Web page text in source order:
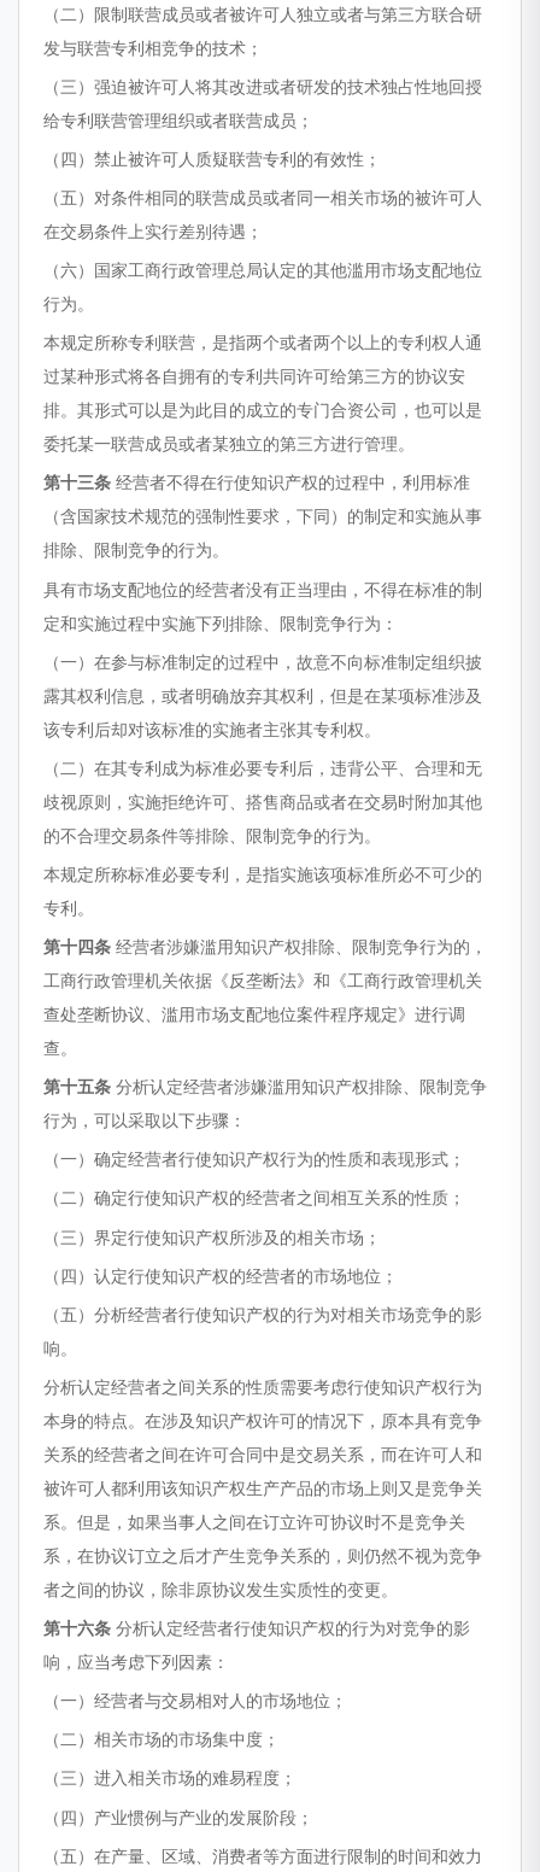
（二）限制联营成员或者被许可人独立或者与第三方联合研
发与联营专利相竞争的技术；
（三）强迫被许可人将其改进或者研发的技术独占性地回授
给专利联营管理组织或者联营成员；
（四）禁止被许可人质疑联营专利的有效性；
（五）对条件相同的联营成员或者同一相关市场的被许可人
在交易条件上实行差别待遇；
（六）国家工商行政管理总局认定的其他滥用市场支配地位
行为。
本规定所称专利联营，是指两个或者两个以上的专利权人通
过某种形式将各自拥有的专利共同许可给第三方的协议安
排。其形式可以是为此目的成立的专门合资公司，也可以是
委托某一联营成员或者某独立的第三方进行管理。
第十三条 经营者不得在行使知识产权的过程中，利用标准
（含国家技术规范的强制性要求，下同）的制定和实施从事
排除、限制竞争的行为。
具有市场支配地位的经营者没有正当理由，不得在标准的制
定和实施过程中实施下列排除、限制竞争行为：
（一）在参与标准制定的过程中，故意不向标准制定组织披
露其权利信息，或者明确放弃其权利，但是在某项标准涉及
该专利后却对该标准的实施者主张其专利权。
（二）在其专利成为标准必要专利后，违背公平、合理和无
歧视原则，实施拒绝许可、搭售商品或者在交易时附加其他
的不合理交易条件等排除、限制竞争的行为。
本规定所称标准必要专利，是指实施该项标准所必不可少的
专利。
第十四条 经营者涉嫌滥用知识产权排除、限制竞争行为的，
工商行政管理机关依据《反垄断法》和《工商行政管理机关
查处垄断协议、滥用市场支配地位案件程序规定》进行调
查。
第十五条 分析认定经营者涉嫌滥用知识产权排除、限制竞争
行为，可以采取以下步骤：
（一）确定经营者行使知识产权行为的性质和表现形式；
（二）确定行使知识产权的经营者之间相互关系的性质；
（三）界定行使知识产权所涉及的相关市场；
（四）认定行使知识产权的经营者的市场地位；
（五）分析经营者行使知识产权的行为对相关市场竞争的影
响。
分析认定经营者之间关系的性质需要考虑行使知识产权行为
本身的特点。在涉及知识产权许可的情况下，原本具有竞争
关系的经营者之间在许可合同中是交易关系，而在许可人和
被许可人都利用该知识产权生产产品的市场上则又是竞争关
系。但是，如果当事人之间在订立许可协议时不是竞争关
系，在协议订立之后才产生竞争关系的，则仍然不视为竞争
者之间的协议，除非原协议发生实质性的变更。
第十六条 分析认定经营者行使知识产权的行为对竞争的影
响，应当考虑下列因素：
（一）经营者与交易相对人的市场地位；
（二）相关市场的市场集中度；
（三）进入相关市场的难易程度；
（四）产业惯例与产业的发展阶段；
（五）在产量、区域、消费者等方面进行限制的时间和效力